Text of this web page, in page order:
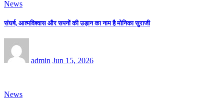
News
संघर्ष, आत्मविश्वास और सपनों की उड़ान का नाम है मोनिका सुराजी
admin Jun 15, 2026
News